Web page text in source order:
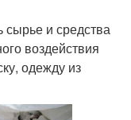
сырье и средства
воздействия
одежду из